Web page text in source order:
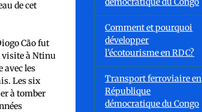
de cet
Cão fut
visite à Ntinu
avec les
Les six
à tomber
Comment et pourquoi
développer
l’écotourisme en RDC?
Transport ferroviaire en
République
démocratique du Congo